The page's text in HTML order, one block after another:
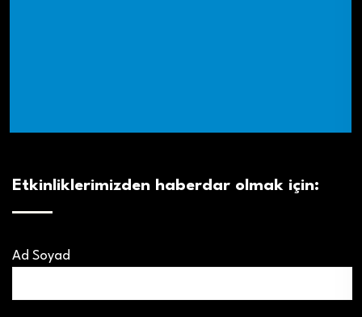
Etkinliklerimizden haberdar olmak için:
Ad Soyad